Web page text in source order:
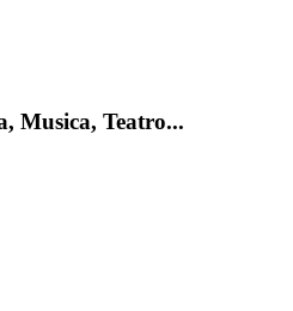
Musica, Teatro...